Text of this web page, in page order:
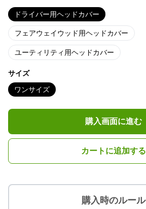
ドライバー用ヘッドカバー
フェアウェイウッド用ヘッドカバー
ユーティリティ用ヘッドカバー
サイズ
ワンサイズ
購入画面に進む
カートに追加する
購入時のルール